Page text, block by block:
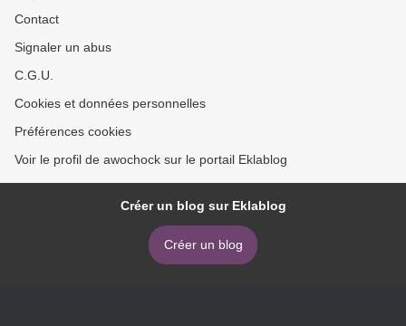
Contact
Signaler un abus
C.G.U.
Cookies et données personnelles
Préférences cookies
Voir le profil de awochock sur le portail Eklablog
Créer un blog sur Eklablog
Créer un blog